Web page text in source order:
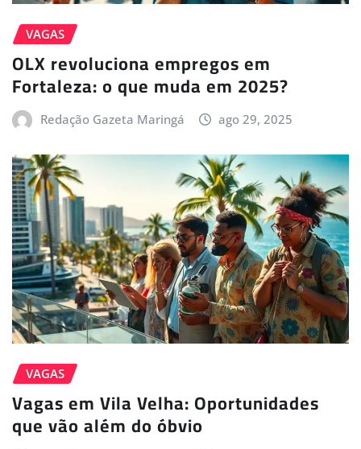
VAGAS
OLX revoluciona empregos em
Fortaleza: o que muda em 2025?
Redação Gazeta Maringá ago 29, 2025
VAGAS
Vagas em Vila Velha: Oportunidades
que vão além do óbvio